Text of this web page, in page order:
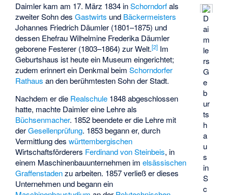
D
ai
m
le
rs
G
e
b
ur
ts
h
a
u
s
in
S
c
Daimler kam am 17. März 1834 inSchorndorfals
zweiter Sohn desGastwirts und Bäckermeisters
Johannes Friedrich Däumler (1801–1875) und
dessen Ehefrau Wilhelmine Frederika Däumler
geborene Festerer (1803–1864) zur Welt.[2] Im
Geburtshaus ist heute ein Museum eingerichtet;
zudem erinnert ein Denkmal beimSchorndorfer
Rathaus an den berühmtesten Sohn der Stadt.
Nachdem er die Realschule 1848 abgeschlossen
hatte, machte Daimler eine Lehre als
Büchsenmacher. 1852 beendete er die Lehre mit
derGesellenprüfung. 1853 begann er, durch
Vermittlung deswürttembergischen
Wirtschaftsförderers Ferdinand von Steinbeis, in
einem Maschinenbauunternehmen imelsässischen
Graffenstadenzu arbeiten. 1857 verließ er dieses
Unternehmen und begann ein